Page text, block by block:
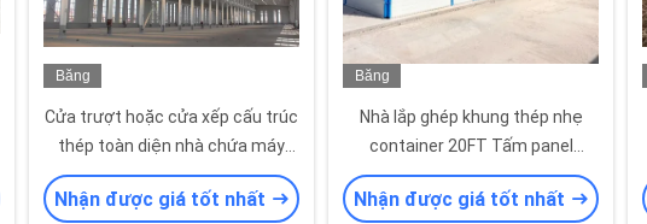
Băng
Cửa trượt hoặc cửa xếp cấu trúc
thép toàn diện nhà chứa máy
bay kim loại lắp ghép sẵn
Nhận được giá tốt nhất
Băng
Nhà lắp ghép khung thép nhẹ
container 20FT Tấm panel
sandwich mái 50mm 75mm
hoặc 100mm
Nhận được giá tốt nhất